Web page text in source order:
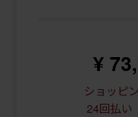
¥
ショッピ
24回払い